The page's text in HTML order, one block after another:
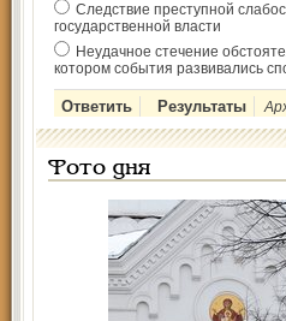
Следствие преступной
государственной власти
Неудачное стечение
котором события развивались
Фото дня